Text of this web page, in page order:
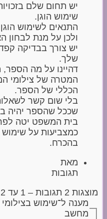
יש תחום שלם
שימוש הוגן.
התנאים לשימוש
ולכן על מנת
יש צורך בבדיקה
שלך.
דהיינו על מה
המטרה של צילומי
הכללי של הספר.
בלי שום קשר
שככל שהספר יהיה
בית המשפט יטה
כמצביעות על שימוש
בהכרח.
מאת
תגובות
מוצגות 2 תגובות – 1 עד 2 (מתוך 2 סה״כ)
מענה ל־שימוש
מחשב